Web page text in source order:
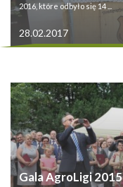
2016, które odbyło się 14 ...
28.02.2017
Gala AgroLigi 2015